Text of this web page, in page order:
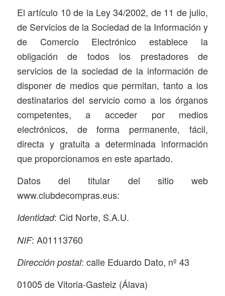
El artículo 10 de la Ley 34/2002, de 11 de julio,
de Servicios de la Sociedad de la Información y
de Comercio Electrónico establece la
obligación de todos los prestadores de
servicios de la sociedad de la información de
disponer de medios que permitan, tanto a los
destinatarios del servicio como a los órganos
competentes, a acceder por medios
electrónicos, de forma permanente, fácil,
directa y gratuita a determinada información
que proporcionamos en este apartado.
Datos del titular del sitio web
www.clubdecompras.eus:
Identidad: Cid Norte, S.A.U.
NIF: A01113760
Dirección postal: calle Eduardo Dato, nº 43
01005 de Vitoria-Gasteiz (Álava)